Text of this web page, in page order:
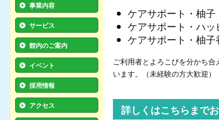
事業内容
サービス
館内のご案内
イベント
採用情報
アクセス
ケアサポート・柚子
ケアサポート・ハッ
ケアサポート・柚子
ご利用者とよろこびを分かち
います。（未経験の方大歓迎）
詳しくはこちらまで